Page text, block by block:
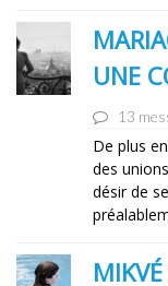
UNE
13
De plus
des
désir de